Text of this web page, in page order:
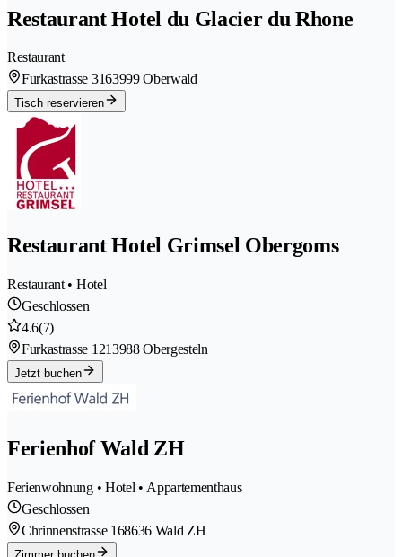
Restaurant Hotel du Glacier du Rhone
Restaurant
Furkastrasse 3163999 Oberwald
Tisch reservieren
Restaurant Hotel Grimsel Obergoms
Restaurant • Hotel
Geschlossen
4.6(7)
Furkastrasse 1213988 Obergesteln
Jetzt buchen
Ferienhof Wald ZH
Ferienwohnung • Hotel • Appartementhaus
Geschlossen
Chrinnenstrasse 168636 Wald ZH